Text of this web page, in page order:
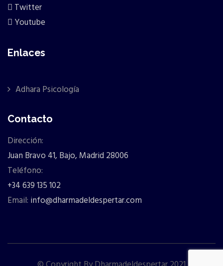
Twitter
Youtube
Enlaces
Adhara Psicología
Contacto
Dirección:
Juan Bravo 41, Bajo, Madrid 28006
Teléfono:
+34 639 135 102
Email: info@dharmadeldespertar.com